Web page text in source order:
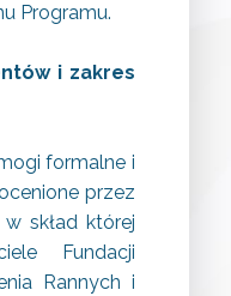
Programu.
i zakres
formalne i
przez
w skład której
Fundacji
Rannych i